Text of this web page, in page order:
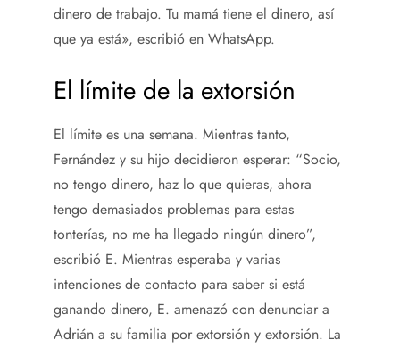
dinero de trabajo. Tu mamá tiene el dinero, así
que ya está», escribió en WhatsApp.
El límite de la extorsión
El límite es una semana. Mientras tanto,
Fernández y su hijo decidieron esperar: “Socio,
no tengo dinero, haz lo que quieras, ahora
tengo demasiados problemas para estas
tonterías, no me ha llegado ningún dinero”,
escribió E. Mientras esperaba y varias
intenciones de contacto para saber si está
ganando dinero, E. amenazó con denunciar a
Adrián a su familia por extorsión y extorsión. La